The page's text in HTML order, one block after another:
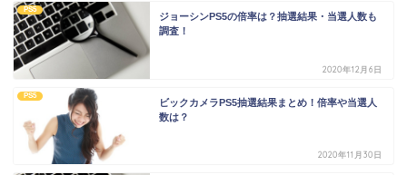
PS5
ジョーシンPS5の倍率は？抽選結果・当選人数も
調査！
2020年12月6日
PS5
ビックカメラPS5抽選結果まとめ！倍率や当選人
数は？
2020年11月30日